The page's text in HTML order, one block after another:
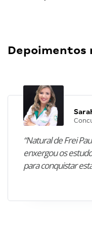
Depoimentos
“Natural de Frei
enxergou os
para conquistar